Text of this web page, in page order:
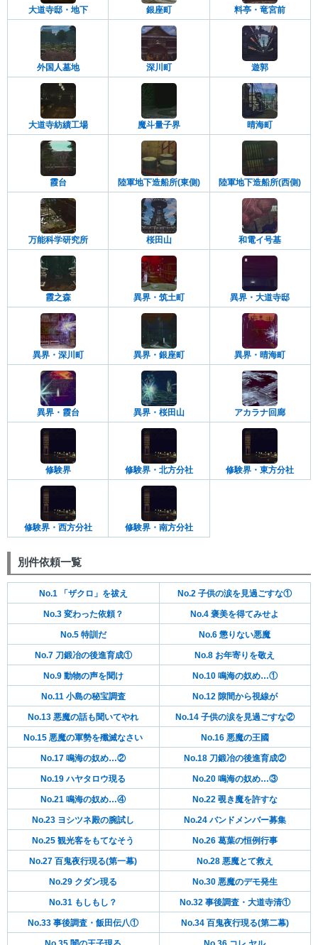
大道寺邸・地下 銀座町 料亭・竜宮前
外国人墓地 深川町 遊郭
大道寺紡績工場 魔斗量子界 晴海町
霞台 陸軍地下造船所(東側) 陸軍地下造船所(西側)
万能科学研究所 桜田山 和電イ号基
霞之森 異界・筑土町 異界・大道寺邸
異界・深川町 異界・銀座町 異界・晴海町
異界・霞台 異界・桜田山 アカラナ回廊
修験界 修験界・北方分社 修験界・東方分社
修験界・西方分社 修験界・南方分社
別件依頼一覧
No.1 「ザクロ」を祓え No.2 子供の涙を見過ごすな①
No.3 変わった依頼？ No.4 褒美を得てみせよ
No.5 特訓だ No.6 懲りない悪魔
No.7 刀鍛冶の後進育成① No.8 お年寄りを敬え
No.9 動物の声を聞け No.10 鳴海の奴め…①
No.11 小島の秘宝調査 No.12 隙間から視線が
No.13 悪魔の話も聞いてやれ No.14 子供の涙を見過ごすな②
No.15 悪魔の軍勢を殲滅なさい No.16 悪魔の王國
No.17 鳴海の奴め…② No.18 刀鍛冶の後進育成②
No.19 ハヤタロウ現る No.20 鳴海の奴め…③
No.21 鳴海の奴め…④ No.22 覗き魔を許すな
No.23 ヨシツネ殿の腕試し No.24 バンドメンバー募集
No.25 観光客をもてなそう No.26 葛葉の恒例行事
No.27 百鬼夜行現る(第一幕) No.28 悪魔とて救え
No.29 クダン現る No.30 悪魔のデモ発生
No.31 もしもし？ No.32 事後調査・大道寺清①
No.33 事後調査・飯田伝八① No.34 百鬼夜行現る(第二幕)